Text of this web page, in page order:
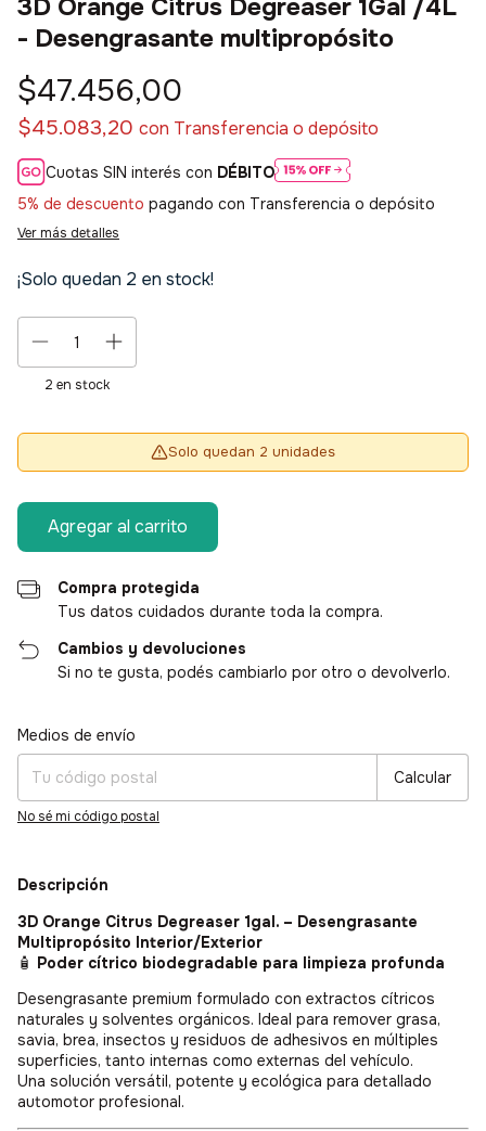
3D Orange Citrus Degreaser 1Gal /4L
- Desengrasante multipropósito
$47.456,00
$45.083,20 con Transferencia o depósito
Cuotas SIN interés con DÉBITO
5% de descuento pagando con Transferencia o depósito
Ver más detalles
¡Solo quedan 2 en stock!
2 en stock
Solo quedan 2 unidades
Compra protegida
Tus datos cuidados durante toda la compra.
Cambios y devoluciones
Si no te gusta, podés cambiarlo por otro o devolverlo.
Entregas para el CP:
Medios de envío
Calcular
No sé mi código postal
Descripción
3D Orange Citrus Degreaser 1gal. – Desengrasante
Multipropósito Interior/Exterior
🧴 Poder cítrico biodegradable para limpieza profunda
Desengrasante premium formulado con extractos cítricos
naturales y solventes orgánicos. Ideal para remover grasa,
savia, brea, insectos y residuos de adhesivos en múltiples
superficies, tanto internas como externas del vehículo.
Una solución versátil, potente y ecológica para detallado
automotor profesional.